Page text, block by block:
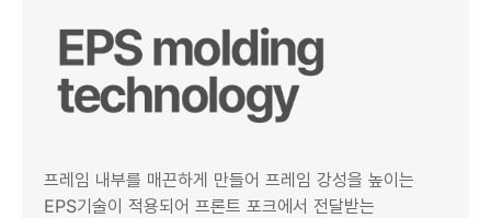
프레임 내부를 매끈하게 만들어 프레임 강성을 높이는
EPS기술이 적용되어 프론트 포크에서 전달받는